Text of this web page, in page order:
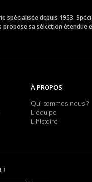
spécialisée depuis 1953.
propose sa sélection
À PROPOS
Qui sommes-nous ?
L'équipe
L'histoire
!